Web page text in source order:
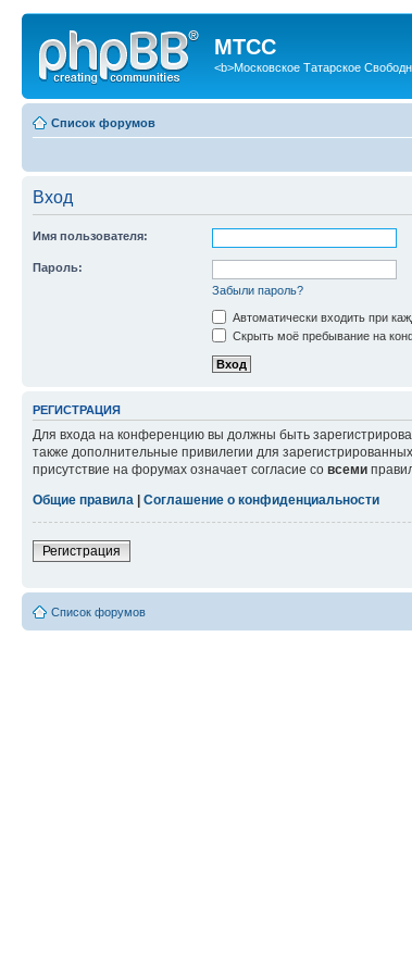
МТСС
<b>Московское Татарское
Список форумов
Вход
Имя пользователя:
Пароль:
Забыли пароль?
Автоматически входить при
Скрыть моё пребывание на
РЕГИСТРАЦИЯ
Для входа на конференцию вы должны быть
также дополнительные привилегии для
присутствие на форумах означает согласие со всеми
Общие правила
Соглашение о конфиденциальности
Регистрация
Список форумов